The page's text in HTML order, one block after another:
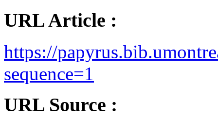
URL Article :
https://
sequence=1
URL Source :